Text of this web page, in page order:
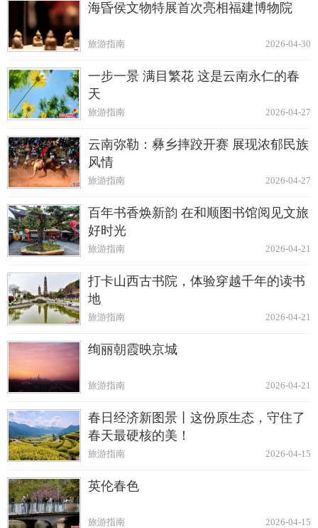
海昏侯文物特展首次亮相福建博物院
2026-04-30
旅游指南
一步一景 满目繁花 这是云南永仁的春
天
2026-04-27
旅游指南
云南弥勒：彝乡摔跤开赛 展现浓郁民族
风情
2026-04-27
旅游指南
百年书香焕新韵 在和顺图书馆阅见文旅
好时光
2026-04-21
旅游指南
打卡山西古书院，体验穿越千年的读书
地
2026-04-21
旅游指南
绚丽朝霞映京城
2026-04-21
旅游指南
春日经济新图景丨这份原生态，守住了
春天最硬核的美！
2026-04-15
旅游指南
英伦春色
2026-04-15
旅游指南